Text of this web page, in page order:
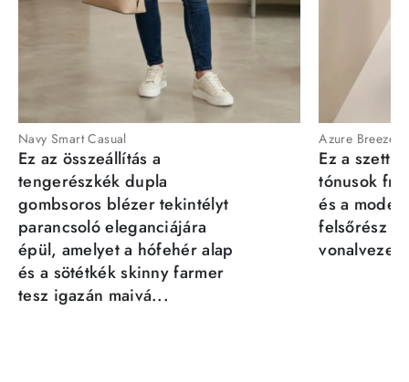
Navy Smart Casual
Ez az összeállítás a
tengerészkék dupla
gombsoros blézer tekintélyt
parancsoló eleganciájára
épül, amelyet a hófehér alap
és a sötétkék skinny farmer
tesz igazán maivá...
Azure Breeze
Ez a szett
tónusok
és a
felsőrész